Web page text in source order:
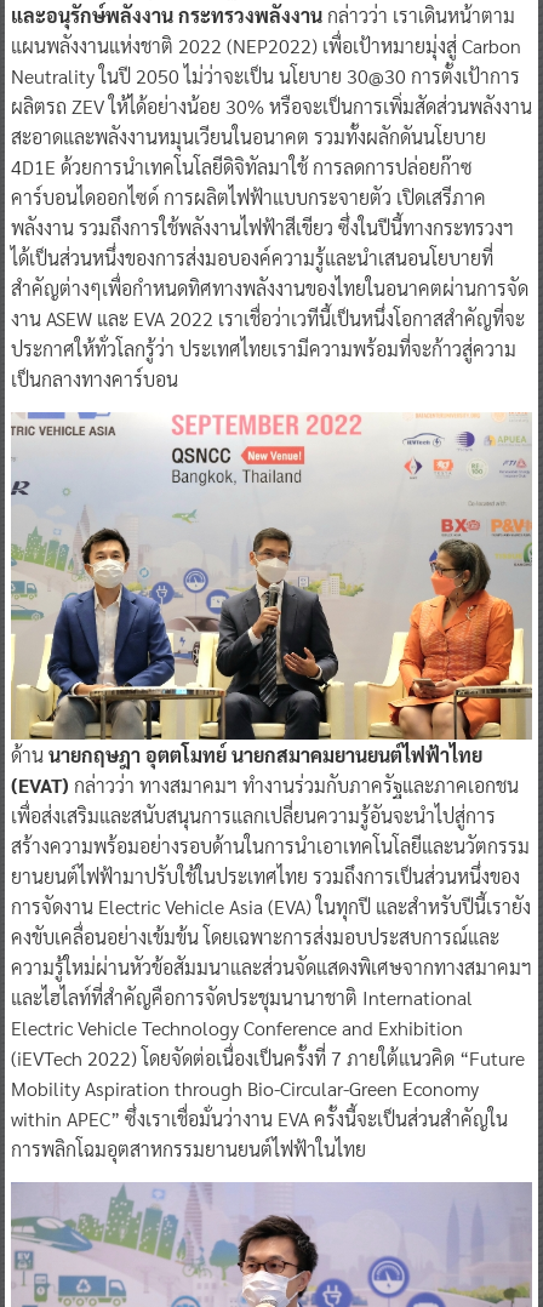
และอนุรักษ์พลังงาน กระทรวงพลังงานกล่าวว่า เราเดินหน้าตาม
แผนพลังงานแห่งชาติ 2022 (NEP2022) เพื่อเป้าหมายมุ่งสู่ Carbon
Neutrality ในปี 2050 ไม่ว่าจะเป็น นโยบาย 30@30 การตั้งเป้าการ
ผลิตรถ ZEV ให้ได้อย่างน้อย 30% หรือจะเป็นการเพิ่มสัดส่วนพลังงาน
สะอาดและพลังงานหมุนเวียนในอนาคต รวมทั้งผลักดันนโยบาย
4D1E ด้วยการนำเทคโนโลยีดิจิทัลมาใช้ การลดการปล่อยก๊าซ
คาร์บอนไดออกไซด์ การผลิตไฟฟ้าแบบกระจายตัว เปิดเสรีภาค
พลังงาน รวมถึงการใช้พลังงานไฟฟ้าสีเขียว ซึ่งในปีนี้ทางกระทรวงฯ
ได้เป็นส่วนหนึ่งของการส่งมอบองค์ความรู้และนำเสนอนโยบายที่
สำคัญต่างๆเพื่อกำหนดทิศทางพลังงานของไทยในอนาคตผ่านการจัด
งาน ASEW และ EVA 2022 เราเชื่อว่าเวทีนี้เป็นหนึ่งโอกาสสำคัญที่จะ
ประกาศให้ทั่วโลกรู้ว่า ประเทศไทยเรามีความพร้อมที่จะก้าวสู่ความ
เป็นกลางทางคาร์บอน
ด้านนายกฤษฎา อุตตโมทย์ นายกสมาคมยานยนต์ไฟฟ้าไทย
(EVAT) กล่าวว่า ทางสมาคมฯ ทำงานร่วมกับภาครัฐและภาคเอกชน
เพื่อส่งเสริมและสนับสนุนการแลกเปลี่ยนความรู้อันจะนำไปสู่การ
สร้างความพร้อมอย่างรอบด้านในการนำเอาเทคโนโลยีและนวัตกรรม
ยานยนต์ไฟฟ้ามาปรับใช้ในประเทศไทย รวมถึงการเป็นส่วนหนึ่งของ
การจัดงาน Electric Vehicle Asia (EVA) ในทุกปี และสำหรับปีนี้เรายัง
คงขับเคลื่อนอย่างเข้มข้น โดยเฉพาะการส่งมอบประสบการณ์และ
ความรู้ใหม่ผ่านหัวข้อสัมมนาและส่วนจัดแสดงพิเศษจากทางสมาคมฯ
และไฮไลท์ที่สำคัญคือการจัดประชุมนานาชาติ International
Electric Vehicle Technology Conference and Exhibition
(iEVTech 2022) โดยจัดต่อเนื่องเป็นครั้งที่ 7 ภายใต้แนวคิด “Future
Mobility Aspiration through Bio-Circular-Green Economy
within APEC” ซึ่งเราเชื่อมั่นว่างาน EVA ครั้งนี้จะเป็นส่วนสำคัญใน
การพลิกโฉมอุตสาหกรรมยานยนต์ไฟฟ้าในไทย